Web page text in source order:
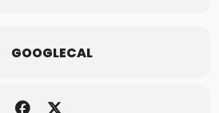
GOOGLECAL